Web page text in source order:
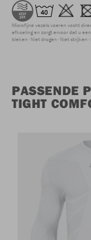
Microfijne vezels voeren vocht
afkoeling en zorgt ervoor dat u
bleken Niet drogen Niet strijken
PASSENDE
TIGHT